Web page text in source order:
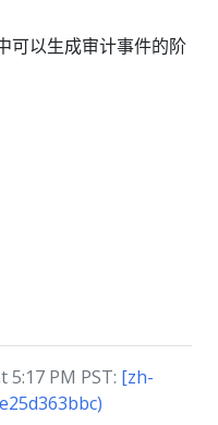
可以生成审计事件的阶
5:17 PM PST: [zh-